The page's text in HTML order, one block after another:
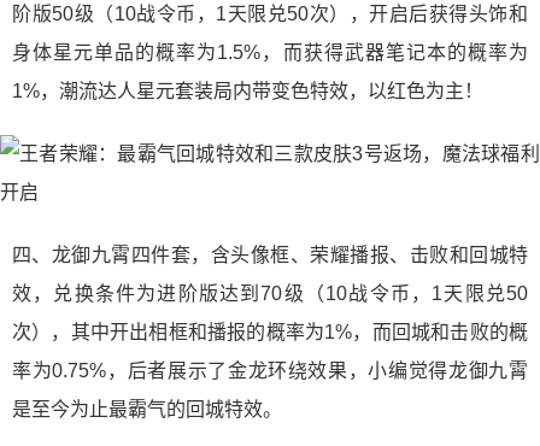
阶版50级（10战令币，1天限兑50次），开启后获得头饰和
身体星元单品的概率为1.5%，而获得武器笔记本的概率为
1%，潮流达人星元套装局内带变色特效，以红色为主！
四、龙御九霄四件套，含头像框、荣耀播报、击败和回城特
效，兑换条件为进阶版达到70级（10战令币，1天限兑50
次），其中开出相框和播报的概率为1%，而回城和击败的概
率为0.75%，后者展示了金龙环绕效果，小编觉得龙御九霄
是至今为止最霸气的回城特效。